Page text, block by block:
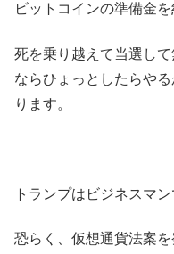
ビットコインの準備金を
死を乗り越えて当選し
ならひょっとしたらや
ります。
トランプはビジネスマン
恐らく、仮想通貨法案